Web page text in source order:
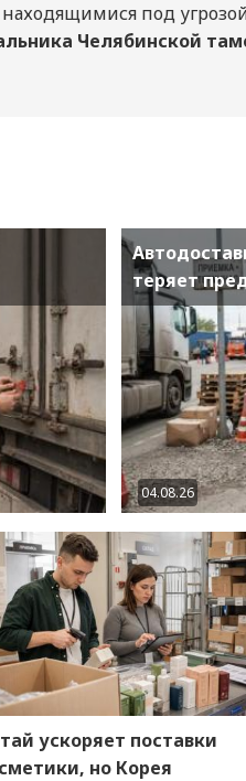
под
Челябинской
теряет
04.08.26
ускоряет поставки
но Корея